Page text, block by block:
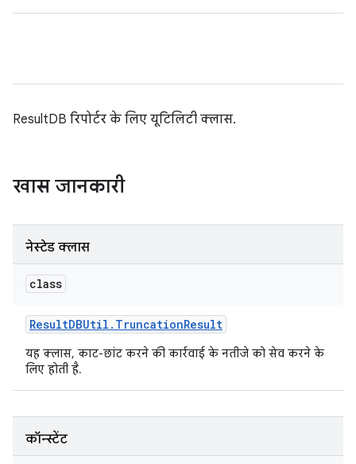
ResultDB रिपोर्टर के लिए यूटिलिटी क्लास.
खास जानकारी
नेस्टेड क्लास
class
ResultDBUtil . TruncationResult
यह क्लास, काट-छांट करने की कार्रवाई के नतीजे को सेव करने के
लिए होती है.
कॉन्स्टेंट